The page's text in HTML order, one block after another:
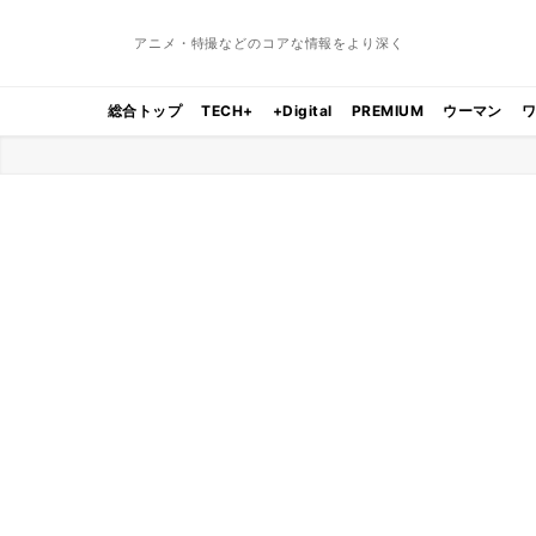
アニメ・特撮などのコアな情報をより深く
総合トップ TECH+ +Digital PREMIUM ウーマン